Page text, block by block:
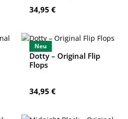
Regulärer Preis:
34,95 €
Neu
Dotty – Original Flip
Flops
Regulärer Preis:
34,95 €